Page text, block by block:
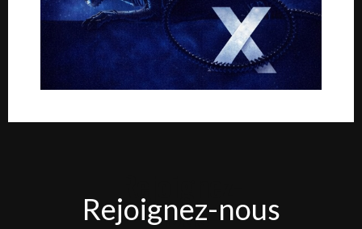
nous
Rejoignez-nous